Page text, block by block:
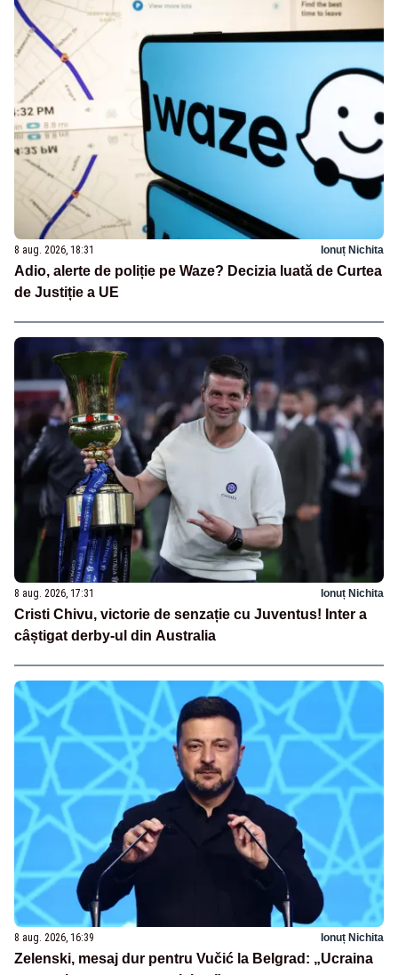
8 aug. 2026, 18:31 Ionuț Nichita
Adio, alerte de poliție pe Waze? Decizia luată de Curtea
de Justiție a UE
8 aug. 2026, 17:31 Ionuț Nichita
Cristi Chivu, victorie de senzație cu Juventus! Inter a
câștigat derby-ul din Australia
8 aug. 2026, 16:39 Ionuț Nichita
Zelenski, mesaj dur pentru Vučić la Belgrad: „Ucraina